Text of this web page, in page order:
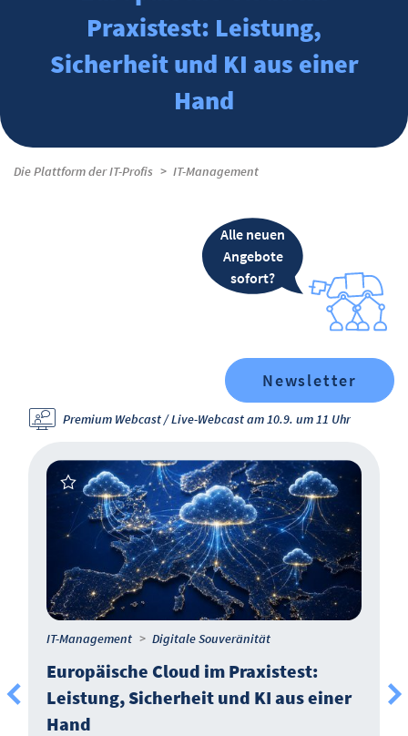
Praxistest: Leistung,
Sicherheit und KI aus einer
Hand
Die Plattform der IT-Profis IT-Management
Alle neuen
Angebote
sofort?
Newsletter
Premium Webcast / Live-Webcast am 10.9. um 11 Uhr
IT-Management Digitale Souveränität
Europäische Cloud im Praxistest:
Leistung, Sicherheit und KI aus einer
Hand